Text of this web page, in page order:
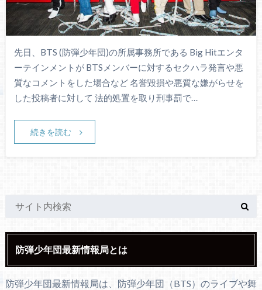
先日、BTS (防弾少年団)の所属事務所である Big Hitエンタ
ーテインメントが BTSメンバーに対するセクハラ発言や悪
質なコメントをした場合など 名誉毀損や悪質な嫌がらせを
した投稿者に対して 法的処置を取り刑事罰で…
続きを読む
防弾少年団最新情報局とは
防弾少年団最新情報局は、防弾少年団（BTS）のライブや舞